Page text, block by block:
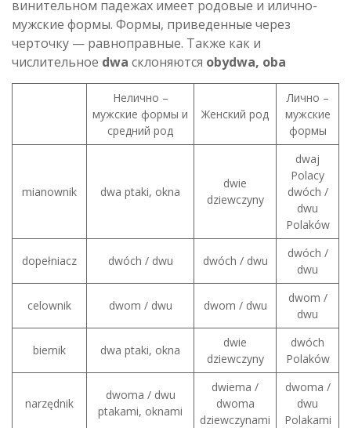
винительном падежах имеет родовые и илично-
мужские формы. Формы, приведенные через
черточку — равноправные. Также как и
числительное dwa склоняются obydwa, oba
Нелично –
мужские формы и
средний род
Женский род
Лично –
мужские
формы
mianownik dwa ptaki, okna
dwie
dziewczyny
dwaj
Polacy
dwóch /
dwu
Polaków
dopełniacz dwóch / dwu dwóch / dwu
dwóch /
dwu
celownik dwom / dwu dwom / dwu
dwom /
dwu
biernik dwa ptaki, okna
dwie
dziewczyny
dwóch
Polaków
narzędnik
dwoma / dwu
ptakami, oknami
dwiema /
dwoma
dziewczynami
dwoma /
dwu
Polakami